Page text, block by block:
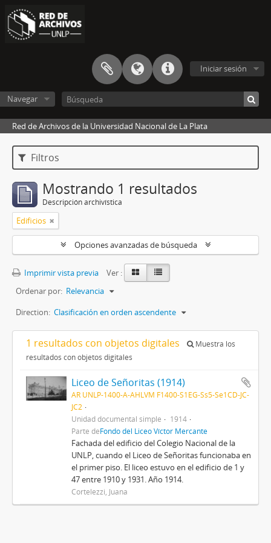
Iniciar sesión
Navegar
Red de Archivos de la Universidad Nacional de La Plata
Filtros
Mostrando 1 resultados
Descripción archivística
Edificios
Opciones avanzadas de búsqueda
Imprimir vista previa
Ver :
Ordenar por: Relevancia
Direction: Clasificación en orden ascendente
1 resultados con objetos digitales
Muestra los
resultados con objetos digitales
Liceo de Señoritas (1914)
AR UNLP-1400-A-AHLVM F1400-S1EG-Ss5-Se1CD-JC-
JC2
Unidad documental simple
1914
Parte deFondo del Liceo Víctor Mercante
Fachada del edificio del Colegio Nacional de la
UNLP, cuando el Liceo de Señoritas funcionaba en
el primer piso. El liceo estuvo en el edificio de 1 y
47 entre 1910 y 1931. Año 1914.
Cortelezzi, Juana